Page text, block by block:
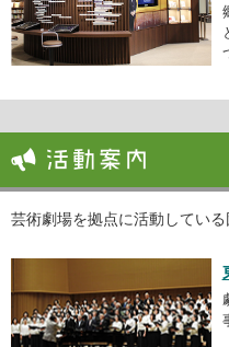
芸術劇場を拠点に活動してい